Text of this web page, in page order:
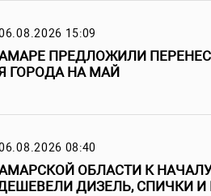
15:09
ПРЕДЛОЖИЛИ
ГОРОДА НА МАЙ
08:40
ОБЛАСТИ К
ДИЗЕЛЬ, СПИЧКИ